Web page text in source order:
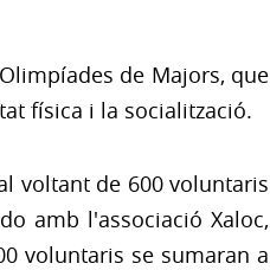
de Majors, que
física i la socialització.
voltant de 600 voluntaris
amb l'associació Xaloc,
voluntaris se sumaran a